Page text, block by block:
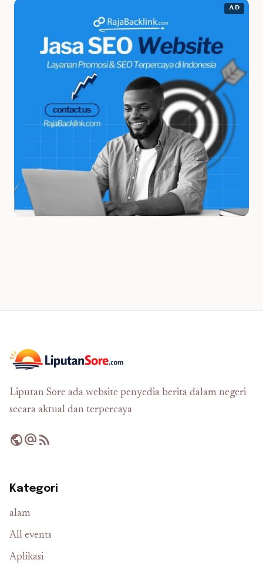
AD
Liputan Sore ada website penyedia berita dalam negeri
secara aktual dan terpercaya
publicalternate_emailrss_feed
Kategori
alam
All events
Aplikasi